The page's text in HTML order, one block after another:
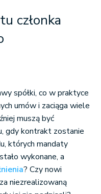
członka
spółki, co w praktyce
umów i zaciąga wiele
muszą być
gdy kontrakt zostanie
których mandaty
wykonane, a
? Czy nowi
niezrealizowaną